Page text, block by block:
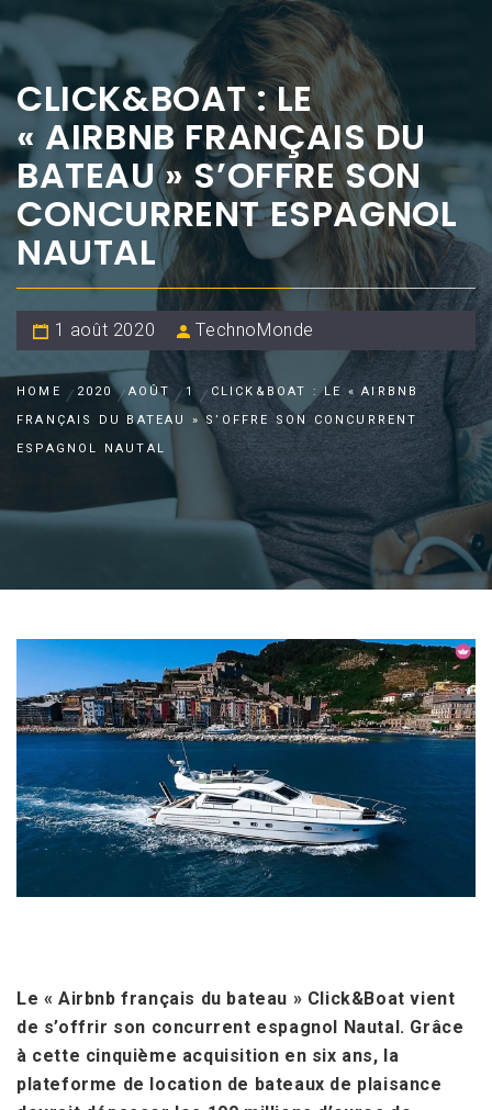
CLICK&BOAT : LE
« AIRBNB FRANÇAIS DU
BATEAU » S’OFFRE SON
CONCURRENT ESPAGNOL
NAUTAL
1 août 2020 TechnoMonde
HOME 2020 AOÛT 1
CLICK&BOAT : LE « AIRBNB
FRANÇAIS DU BATEAU » S’OFFRE SON CONCURRENT
ESPAGNOL NAUTAL
Le « Airbnb français du bateau » Click&Boat vient
de s’offrir son concurrent espagnol Nautal. Grâce
à cette cinquième acquisition en six ans, la
plateforme de location de bateaux de plaisance